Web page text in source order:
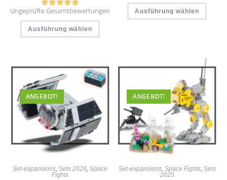
Bewertet mit
5.00von 5
Ungeprüfte Gesamtbewertungen
Ausführung wählen
Dieses
weist
Die
Optionen
können
auf
Produktseite
gewählt
werden
Ausführung wählen
weist
auf
ANGEBOT!
Set-expansions, Sets 2026, Space
Fights
ANGEBOT!
Set-expansions, Space Fights, Sets
2025